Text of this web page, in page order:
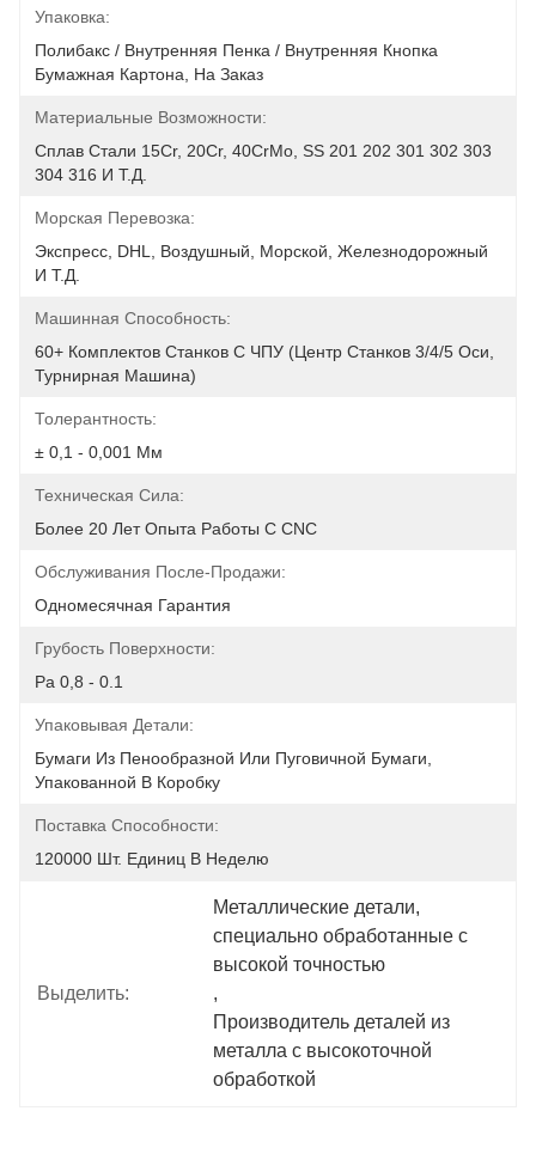
Упаковка:
Полибакс / Внутренняя Пенка / Внутренняя Кнопка
Бумажная Картона, На Заказ
Материальные Возможности:
Сплав Стали 15Cr, 20Cr, 40CrMo, SS 201 202 301 302 303
304 316 И Т.д.
Морская Перевозка:
Экспресс, DHL, Воздушный, Морской, Железнодорожный
И Т.д.
Машинная Способность:
60+ Комплектов Станков С ЧПУ (Центр Станков 3/4/5 Оси,
Турнирная Машина)
Толерантность:
± 0,1 - 0,001 Мм
Техническая Сила:
Более 20 Лет Опыта Работы С CNC
Обслуживания После-Продажи:
Одномесячная Гарантия
Грубость Поверхности:
Ра 0,8 - 0.1
Упаковывая Детали:
Бумаги Из Пенообразной Или Пуговичной Бумаги,
Упакованной В Коробку
Поставка Способности:
120000 Шт. Единиц В Неделю
Выделить:
Металлические детали,
специально обработанные с
высокой точностью
,
Производитель деталей из
металла с высокоточной
обработкой